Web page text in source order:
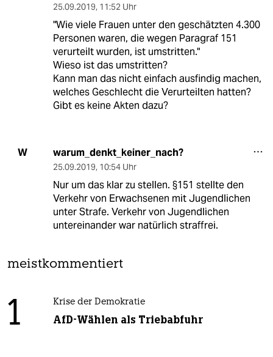
25.09.2019, 11:52 Uhr
"Wie viele Frauen unter den geschätzten 4.300
Personen waren, die wegen Paragraf 151
verurteilt wurden, ist umstritten."
Wieso ist das umstritten?
Kann man das nicht einfach ausfindig machen,
welches Geschlecht die Verurteilten hatten?
Gibt es keine Akten dazu?
W warum_denkt_keiner_nach?
25.09.2019, 10:54 Uhr
Nur um das klar zu stellen. §151 stellte den
Verkehr von Erwachsenen mit Jugendlichen
unter Strafe. Verkehr von Jugendlichen
untereinander war natürlich straffrei.
meistkommentiert
1 Krise der Demokratie
AfD-Wählen als Triebabfuhr